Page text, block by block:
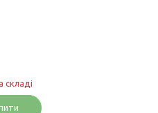
складі